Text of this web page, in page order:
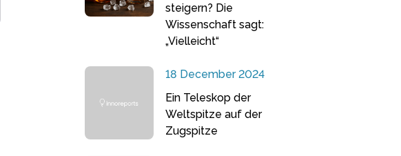
steigern? Die
Wissenschaft sagt:
„Vielleicht“
18 December 2024
Ein Teleskop der
Weltspitze auf der
Zugspitze